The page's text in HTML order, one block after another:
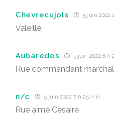
Chevrecujols 5 juin 2022
Valeille
Aubaredes 5 juin 2022 8 h
Rue commandant marchal
n/c 5 juin 2022 7 h 25 min
Rue aimé Césaire